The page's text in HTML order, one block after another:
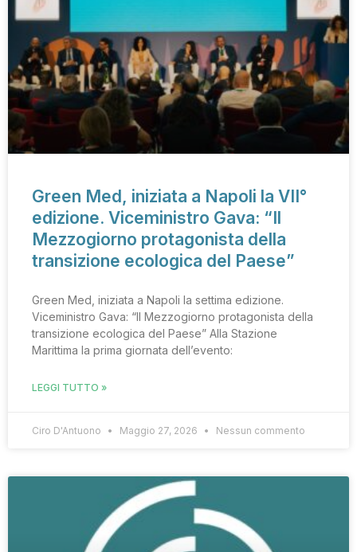
Green Med, iniziata a Napoli la VII°
edizione. Viceministro Gava: “Il
Mezzogiorno protagonista della
transizione ecologica del Paese”
Green Med, iniziata a Napoli la settima edizione.
Viceministro Gava: “Il Mezzogiorno protagonista della
transizione ecologica del Paese” Alla Stazione
Marittima la prima giornata dell’evento:
LEGGI TUTTO »
Ciro D'Antuono Maggio 27, 2026 Nessun commento